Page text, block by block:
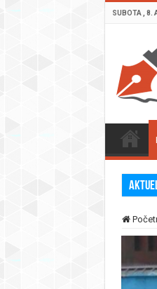
SUBOTA , 8.